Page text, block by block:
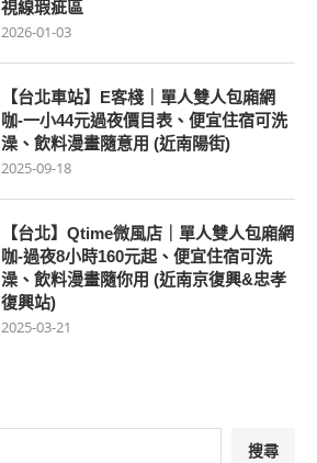
視線瑕疵區
2026-01-03
【台北車站】E客棧｜單人雙人包廂網
咖-一小44元過夜價目表、便宜住宿可洗
澡、飲料漫畫隨意用 (近南陽街)
2025-09-18
【台北】Qtime微風店｜單人雙人包廂網
咖-過夜8小時160元起、便宜住宿可洗
澡、飲料漫畫隨你用 (近南京復興&忠孝
復興站)
2025-03-21
搜尋